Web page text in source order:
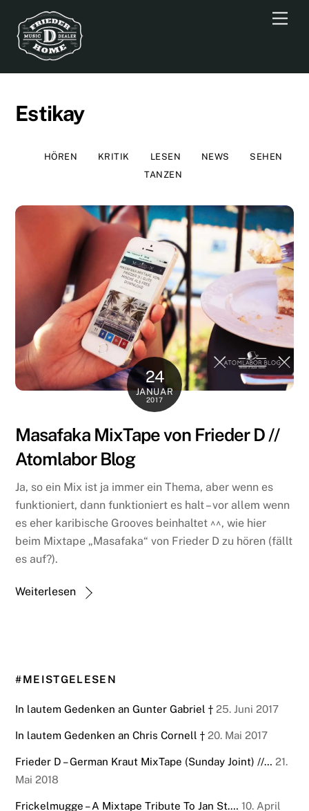
content
Estikay
HÖREN KRITIK LESEN NEWS
SEHEN
TANZEN
24
JANUAR
2017
Masafaka MixTape von Frieder D //
Atomlabor Blog
Ja, so ein Mix ist ja immer ein Thema, aber wenn es
funktioniert, dann funktioniert es halt – vor allem wenn
es eher karibische Grooves beinhaltet ^^, wie hier
beim Mixtape „Masafaka“ von Frieder D zu hören (fällt
es auf?).
Weiterlesen
#MEISTGELESEN
In lautem Gedenken an Gunter Gabriel † 25. Juni 2017
In lautem Gedenken an Chris Cornell † 20. Mai 2017
Frieder D – German Kraut MixTape (Sunday Joint) //… 21.
Mai 2018
Frickelmugge – A Mixtape Tribute To Jan St.… 10. April